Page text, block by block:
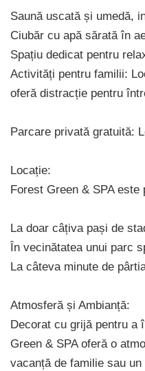
Saună uscată și umedă,
Ciubăr cu apă sărată în
Spațiu dedicat pentru
Activități pentru familii:
oferă distracție pentru
Parcare privată gratuită:
Locație:
Forest Green & SPA
La doar câțiva pași de
În vecinătatea unui parc
La câteva minute de
Atmosferă și Ambianță:
Decorat cu grijă pentru a
Green & SPA oferă o
vacanță de familie sau